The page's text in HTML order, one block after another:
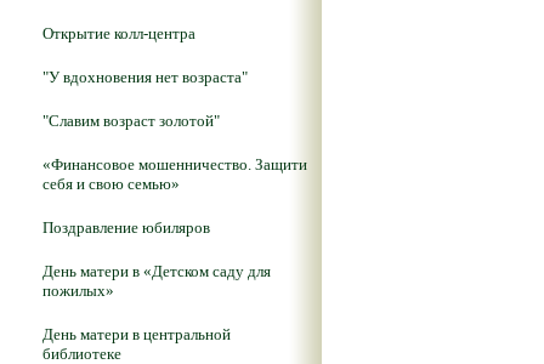
Открытие колл-центра
"У вдохновения нет возраста"
"Славим возраст золотой"
«Финансовое мошенничество. Защити
себя и свою семью»
Поздравление юбиляров
День матери в «Детском саду для
пожилых»
День матери в центральной
библиотеке